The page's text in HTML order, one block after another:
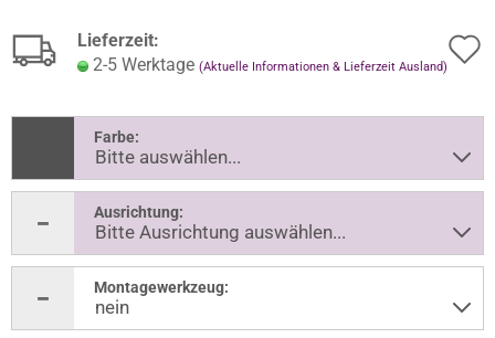
Lieferzeit:
2-5 Werktage (Aktuelle Informationen & Lieferzeit Ausland)
Farbe:
Ausrichtung:
Montagewerkzeug: